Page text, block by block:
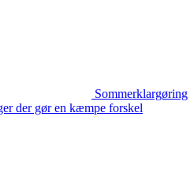
Sommerklargøring
der gør en kæmpe forskel